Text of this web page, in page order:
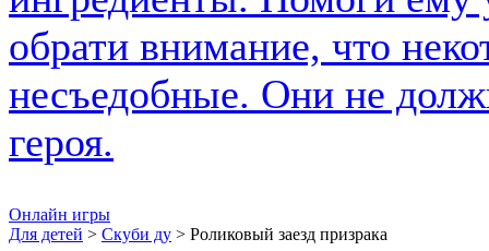
Онлайн игры
Для детей > Скуби ду > Роликовый заезд призрака